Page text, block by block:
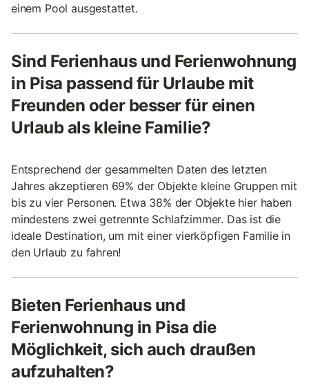
einem Pool ausgestattet.
Sind Ferienhaus und Ferienwohnung
in Pisa passend für Urlaube mit
Freunden oder besser für einen
Urlaub als kleine Familie?
Entsprechend der gesammelten Daten des letzten
Jahres akzeptieren 69% der Objekte kleine Gruppen mit
bis zu vier Personen. Etwa 38% der Objekte hier haben
mindestens zwei getrennte Schlafzimmer. Das ist die
ideale Destination, um mit einer vierköpfigen Familie in
den Urlaub zu fahren!
Bieten Ferienhaus und
Ferienwohnung in Pisa die
Möglichkeit, sich auch draußen
aufzuhalten?